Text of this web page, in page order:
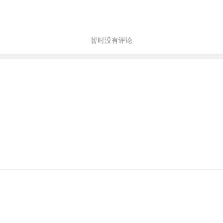
暂时没有评论